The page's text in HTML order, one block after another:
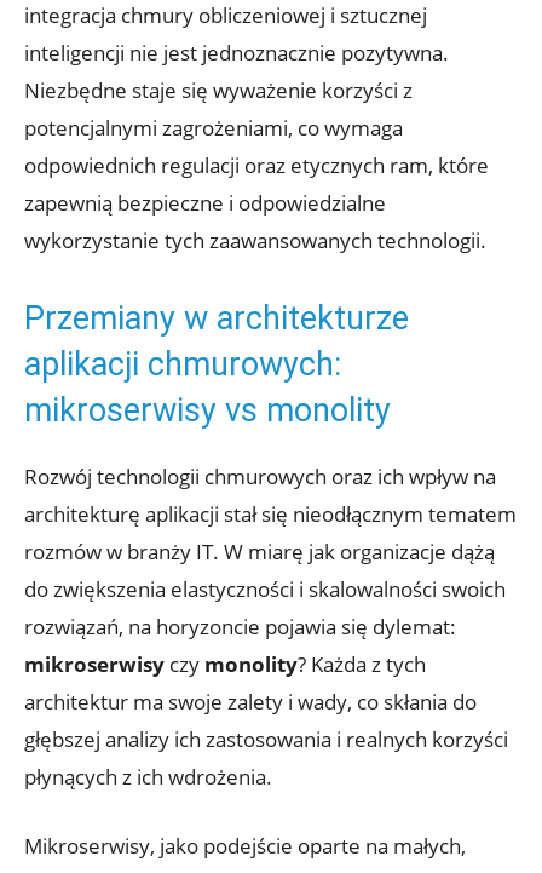
integracja ⁤chmury obliczeniowej‌ i sztucznej
inteligencji⁣ nie jest jednoznacznie pozytywna.
Niezbędne staje się wyważenie ‌korzyści z
potencjalnymi zagrożeniami, co‍ wymaga ​
odpowiednich regulacji oraz etycznych‍ ram, które
zapewnią‌ bezpieczne ‌i odpowiedzialne
wykorzystanie tych zaawansowanych technologii.
Przemiany w architekturze
aplikacji chmurowych:
mikroserwisy⁣ vs monolity
Rozwój technologii chmurowych oraz ⁤ich wpływ ‌na
architekturę aplikacji stał się nieodłącznym tematem
rozmów w branży⁣ IT. W⁢ miarę jak organizacje dążą⁣
do zwiększenia elastyczności i skalowalności swoich
rozwiązań, na horyzoncie pojawia się dylemat:​
mikroserwisy czy monolity? Każda z tych
architektur ma swoje zalety i wady, co skłania do
głębszej ​analizy ⁣ich ​zastosowania i realnych ‍korzyści
płynących z ich wdrożenia.
Mikroserwisy, jako podejście ​oparte⁣ na małych,